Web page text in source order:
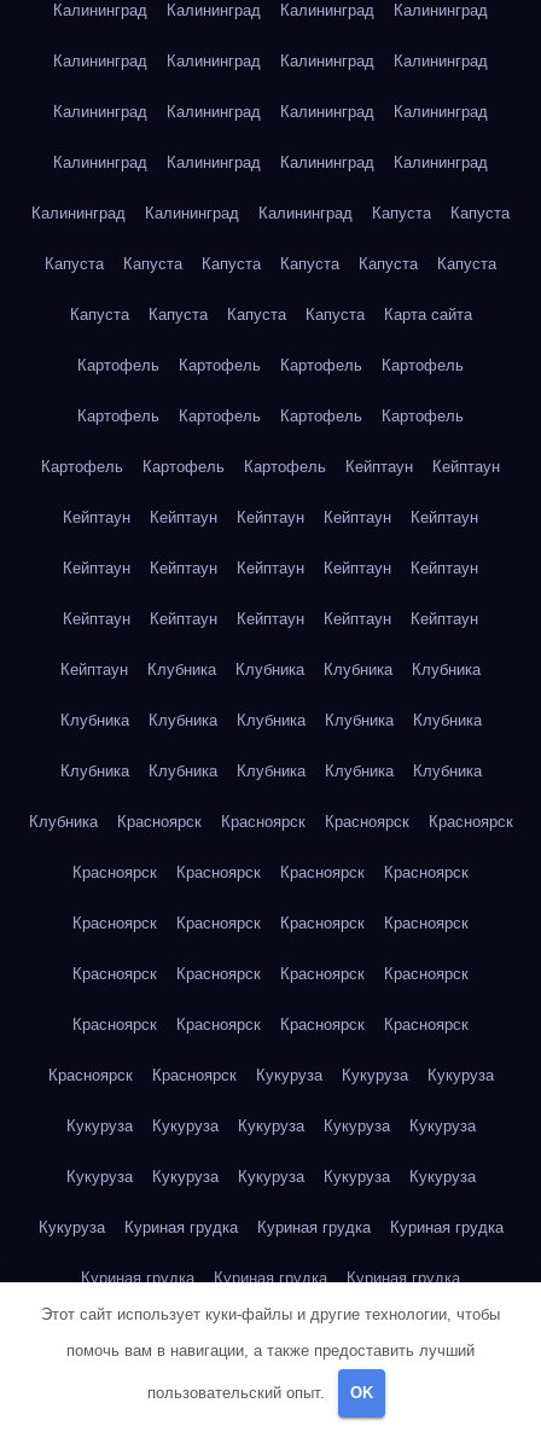
Калининград Калининград Калининград Калининград
Калининград Калининград Калининград Калининград
Калининград Калининград Калининград Калининград
Калининград Калининград Калининград Калининград
Калининград Калининград Калининград Капуста Капуста
Капуста Капуста Капуста Капуста Капуста Капуста
Капуста Капуста Капуста Капуста Карта сайта
Картофель Картофель Картофель Картофель
Картофель Картофель Картофель Картофель
Картофель Картофель Картофель Кейптаун Кейптаун
Кейптаун Кейптаун Кейптаун Кейптаун Кейптаун
Кейптаун Кейптаун Кейптаун Кейптаун Кейптаун
Кейптаун Кейптаун Кейптаун Кейптаун Кейптаун
Кейптаун Клубника Клубника Клубника Клубника
Клубника Клубника Клубника Клубника Клубника
Клубника Клубника Клубника Клубника Клубника
Клубника Красноярск Красноярск Красноярск Красноярск
Красноярск Красноярск Красноярск Красноярск
Красноярск Красноярск Красноярск Красноярск
Красноярск Красноярск Красноярск Красноярск
Красноярск Красноярск Красноярск Красноярск
Красноярск Красноярск Кукуруза Кукуруза Кукуруза
Кукуруза Кукуруза Кукуруза Кукуруза Кукуруза
Кукуруза Кукуруза Кукуруза Кукуруза Кукуруза
Кукуруза Куриная грудка Куриная грудка Куриная грудка
Куриная грудка Куриная грудка Куриная грудка
Куриная грудка Куриная грудка
Этот сайт использует куки-файлы и другие технологии, чтобы
помочь вам в навигации, а также предоставить лучший
пользовательский опыт. OK